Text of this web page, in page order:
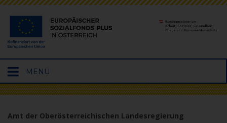
Hauptmenü
öffnen
MENÜ
Amt der Oberösterreichischen Landesregierung